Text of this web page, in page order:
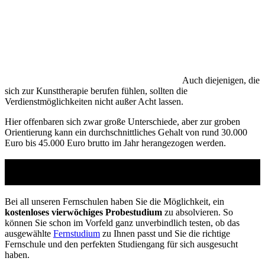
Auch diejenigen, die
sich zur Kunsttherapie berufen fühlen, sollten die
Verdienstmöglichkeiten nicht außer Acht lassen.
Hier offenbaren sich zwar große Unterschiede, aber zur groben
Orientierung kann ein durchschnittliches Gehalt von rund 30.000
Euro bis 45.000 Euro brutto im Jahr herangezogen werden.
Bei all unseren Fernschulen haben Sie die Möglichkeit, ein
kostenloses vierwöchiges Probestudium zu absolvieren. So
können Sie schon im Vorfeld ganz unverbindlich testen, ob das
ausgewählte Fernstudium zu Ihnen passt und Sie die richtige
Fernschule und den perfekten Studiengang für sich ausgesucht
haben.